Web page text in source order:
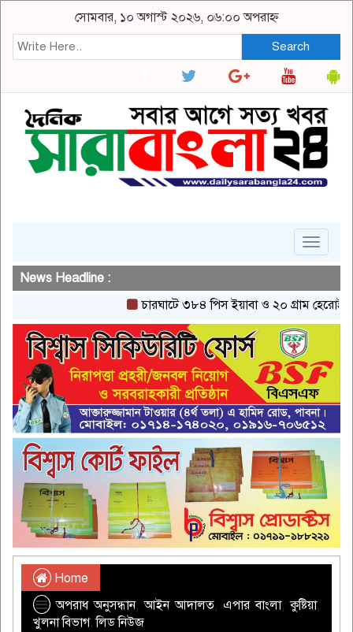
সোমবার, ১০ অগাস্ট ২০২৬, ০৬:০০ অপরাহ্ন
Search
Toggle
News Headline :
চারঘাটে ৩৮৪ পিস ইয়াবা ও ২০ গ্রাম হেরোইনসহ
Home
অপরাধ অনুসন্ধান,আইন আদালত, এপার বাংলা,কুষ্টিয়া,
খুলনা বিভাগ,লিড নিউজ